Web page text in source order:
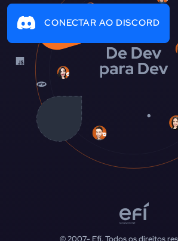
CONECTAR AO DISCORD